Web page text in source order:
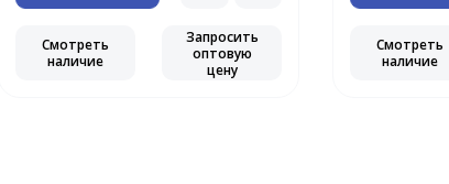
Смотреть
наличие
Запросить
оптовую
цену
Смотреть
наличие